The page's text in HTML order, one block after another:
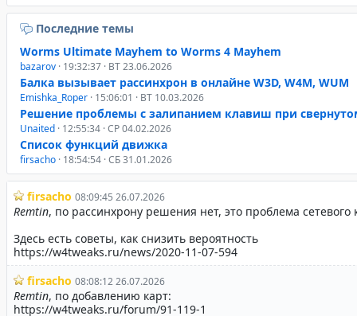
Последние темы
Worms Ultimate Mayhem to Worms 4 Mayhem
bazarov · 19:32:37 · ВТ 23.06.2026
Балка вызывает рассинхрон в онлайне W3D, W4M, WUM
Emishka_Roper · 15:06:01 · ВТ 10.03.2026
Решение проблемы с залипанием клавиш при
Unaited · 12:55:34 · СР 04.02.2026
Список функций движка
firsacho · 18:54:54 · СБ 31.01.2026